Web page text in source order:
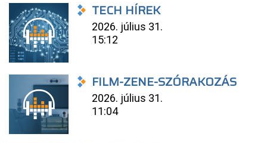
TECH HÍREK
2026. július 31.
15:12
FILM-ZENE-SZÓRAKOZÁS
2026. július 31.
11:04